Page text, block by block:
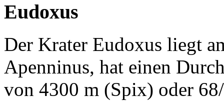
Eudoxus
Der Krater Eudoxus liegt
Apenninus, hat einen
von 4300 m (Spix) oder